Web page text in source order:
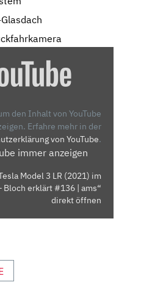
den Inhalt von YouTube
Erfahre mehr in der
von YouTube.
immer anzeigen
Model 3 LR (2021) im
erklärt #136 | ams“
direkt öffnen